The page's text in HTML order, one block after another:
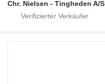
Chr. Nielsen - Tingheden A/S